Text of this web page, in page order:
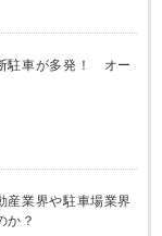
駐車が多発！ オー
産業界や駐車場業界
か？